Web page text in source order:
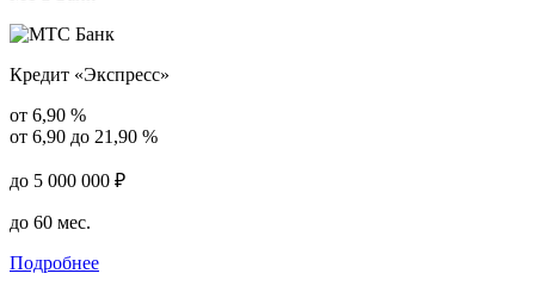
Кредит «Экспресс»
от 6,90 %
от 6,90 до 21,90 %
до 5 000 000 ₽
до 60 мес.
Подробнее